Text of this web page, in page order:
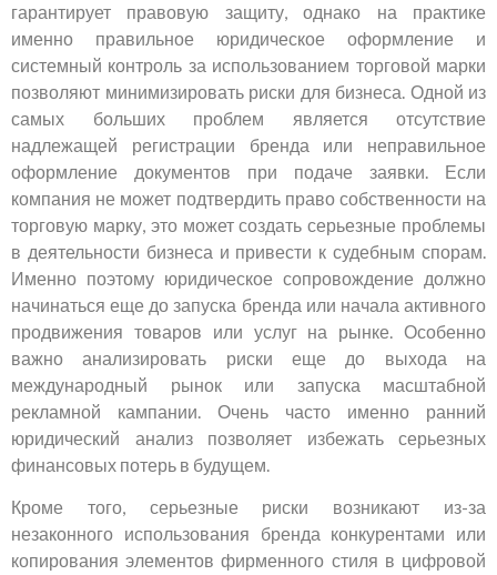
гарантирует правовую защиту, однако на практике
именно правильное юридическое оформление и
системный контроль за использованием торговой марки
позволяют минимизировать риски для бизнеса. Одной из
самых больших проблем является отсутствие
надлежащей регистрации бренда или неправильное
оформление документов при подаче заявки. Если
компания не может подтвердить право собственности на
торговую марку, это может создать серьезные проблемы
в деятельности бизнеса и привести к судебным спорам.
Именно поэтому юридическое сопровождение должно
начинаться еще до запуска бренда или начала активного
продвижения товаров или услуг на рынке. Особенно
важно анализировать риски еще до выхода на
международный рынок или запуска масштабной
рекламной кампании. Очень часто именно ранний
юридический анализ позволяет избежать серьезных
финансовых потерь в будущем.
Кроме того, серьезные риски возникают из-за
незаконного использования бренда конкурентами или
копирования элементов фирменного стиля в цифровой